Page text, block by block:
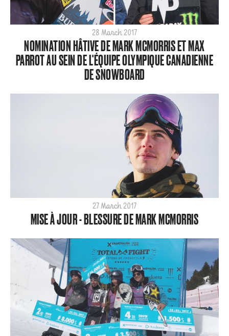
2016
2015
28 March 2017
NOMINATION HÂTIVE DE MARK MCMORRIS ET MAX
PARROT AU SEIN DE L'ÉQUIPE OLYMPIQUE CANADIENNE
DE SNOWBOARD
27 March 2017
MISE À JOUR - BLESSURE DE MARK MCMORRIS